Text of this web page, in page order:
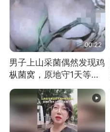
00:22
男子上山采菌偶然发现鸡
枞菌窝，原地守1天等它
长大：挖了140多朵